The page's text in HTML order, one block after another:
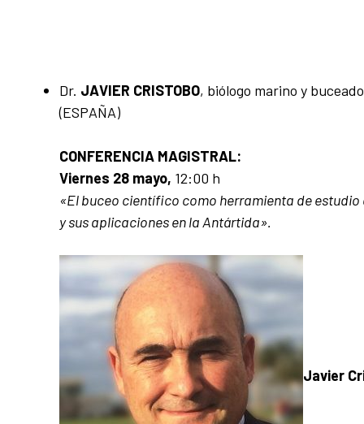
Dr. JAVIER CRISTOBO, biólogo marino y
(ESPAÑA)
CONFERENCIA MAGISTRAL:
Viernes 28 mayo, 12:00 h
«El buceo científico como herramienta de
y sus aplicaciones en la Antártida».
Javier